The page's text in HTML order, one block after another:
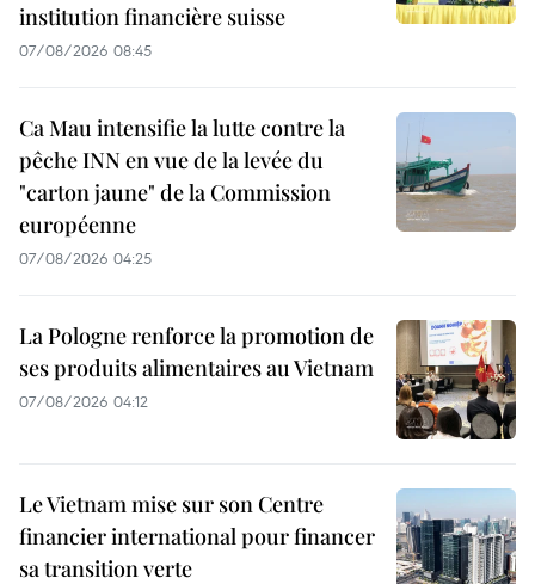
institution financière suisse
07/08/2026 08:45
Ca Mau intensifie la lutte contre la
pêche INN en vue de la levée du
"carton jaune" de la Commission
européenne
07/08/2026 04:25
La Pologne renforce la promotion de
ses produits alimentaires au Vietnam
07/08/2026 04:12
Le Vietnam mise sur son Centre
financier international pour financer
sa transition verte